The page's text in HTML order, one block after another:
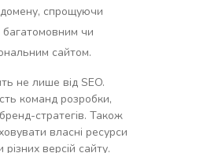
спрощуючи
багатомовним чи
сайтом.
не лише від SEO.
команд розробки,
стратегів. Також
власні ресурси
різних версій сайту.